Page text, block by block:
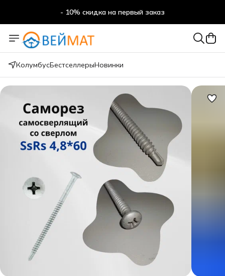
- 10% скидка на первый заказ
- 10% скидка на первый заказ
КолумбусБестселлерыНовинки